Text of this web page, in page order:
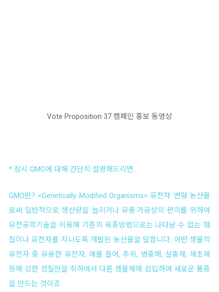
Vote Proposition 37 캠페인 홍보 동영상
* 잠시 GMO에 대해 간단히 설명해드리면...
GMO란? <Genetically Modified Organisms> 유전자 변형 농산물
로써 일반적으로 생산량을 늘리거나 유통·가공상의 편의를 위하여
유전공학기술을 이용해 기존의 육종방법으로는 나타날 수 없는 형
질이나 유전자를 지니도록 개발된 농산물을 말합니다. 어떤 생물의
유전자 중 유용한 유전자, 예를 들어, 추위, 병충해, 살충제, 제초제
등에 강한 성질만을 취하여서 다른 생물체에 삽입하여 새로운 품종
을 만드는 것이죠.